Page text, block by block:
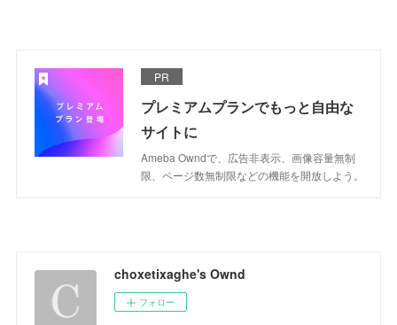
PR
プレミアムプランでもっと自由な
サイトに
Ameba Owndで、広告非表示、画像容量無制
限、ページ数無制限などの機能を開放しよう。
choxetixaghe's Ownd
フォロー